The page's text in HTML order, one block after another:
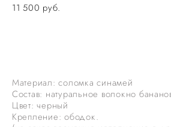
11 500 pуб.
Материал: соломка синамей
Состав: натуральное волокно
Цвет: черный
Крепление: ободок.